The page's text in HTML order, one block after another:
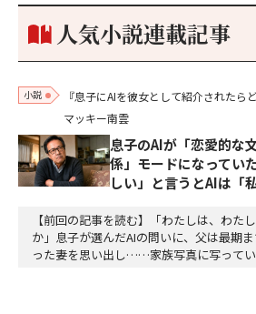
個のサイコロが握られていた。「やはり
人気小説連載記事
小説 『息子にAIを彼女として紹介されたら
マッキー南雲
息子のAIが「恋愛的な
係」モードになってい
しい」と言うとAIは「
【前回の記事を読む】「わたしは、わた
か」息子が選んだAIの問いに、父は最期
った妻を思い出し……家族写真に写って